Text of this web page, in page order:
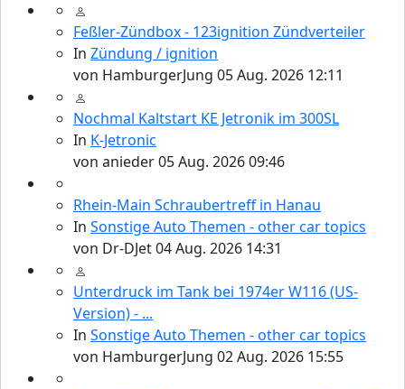
Feßler-Zündbox - 123ignition Zündverteiler
In Zündung / ignition
von HamburgerJung 05 Aug. 2026 12:11
Nochmal Kaltstart KE Jetronik im 300SL
In K-Jetronic
von anieder05 Aug. 2026 09:46
Rhein-Main Schraubertreff in Hanau
In Sonstige Auto Themen - other car topics
von Dr-DJet04 Aug. 2026 14:31
Unterdruck im Tank bei 1974er W116 (US-
Version) - ...
In Sonstige Auto Themen - other car topics
von HamburgerJung 02 Aug. 2026 15:55